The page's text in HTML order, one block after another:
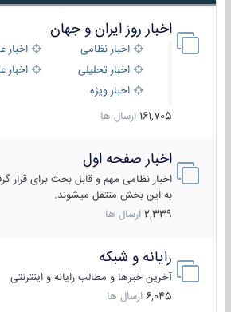
اخبار روز ایران و جهان
اخبار نظامی
اخبار
اخبار تحلیلی
اخبار
اخبار ویژه
161,705 ارسال ها
اخبار صفحه اول
اخبار نظامی مهم و قابل بحث برای قرار
به این بخش منتقل میشوند.
2,339 ارسال ها
رایانه و شبکه
آخرین خبرها و مطالب رایانه و اینترنتی
6,045 ارسال ها